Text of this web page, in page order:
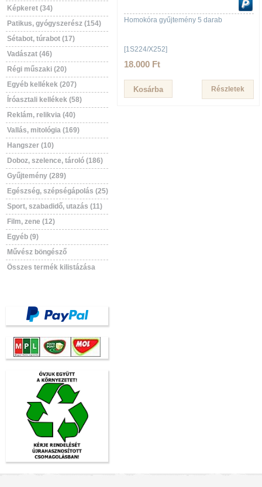
Képkeret (34)
Patikus, gyógyszerész (154)
Sétabot, túrabot (17)
Vadászat (46)
Régi műszaki (20)
Egyéb kellékek (207)
Íróasztali kellékek (58)
Reklám, relikvia (40)
Vallás, mitológia (169)
Hangszer (10)
Doboz, szelence, tároló (186)
Gyűjtemény (289)
Egészség, szépségápolás (25)
Sport, szabadidő, utazás (11)
Film, zene (12)
Egyéb (9)
Művész böngésző
Összes termék kilistázása
Homokóra gyűjtemény 5 darab
[1S224/X252]
18.000 Ft
Részletek